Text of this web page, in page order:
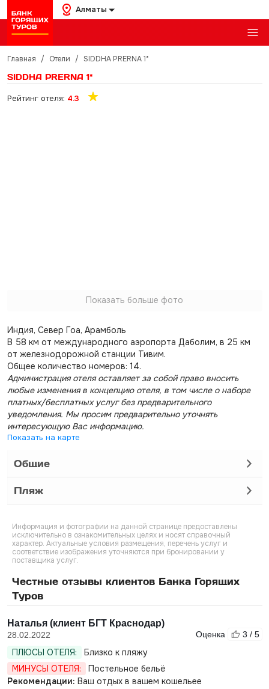
Алматы
Главная / Отели / SIDDHA PRERNA 1*
SIDDHA PRERNA 1*
Рейтинг отеля: 4.3
Показать больше фото
Индия, Север Гоа, Арамболь
В 58 км от международного аэропорта Даболим, в 25 км
от железнодорожной станции Тивим.
Общее количество номеров: 14.
Администрация отеля оставляет за собой право вносить
любые изменения в концепцию отеля, в том числе о наборе
платных/бесплатных услуг без предварительного
уведомления. Мы просим предварительно уточнять
интересующую Вас информацию.
Показать на карте
Общие
Пляж
Информация и фотографии на данной странице предоставлены
исключительно в ознакомительных целях и носят справочный
характер. Актуальные условия размещения, перечень услуг и
соответствие изображения уточняются при бронировании у
поставщика услуг.
Честные отзывы клиентов Банка Горящих
Туров
Наталья (клиент БГТ Краснодар)
28.02.2022 Оценка 3 / 5
ПЛЮСЫ ОТЕЛЯ:
Близко к пляжу
МИНУСЫ ОТЕЛЯ:
Постельное бельё
Рекомендации: Ваш отдых в вашем кошельее